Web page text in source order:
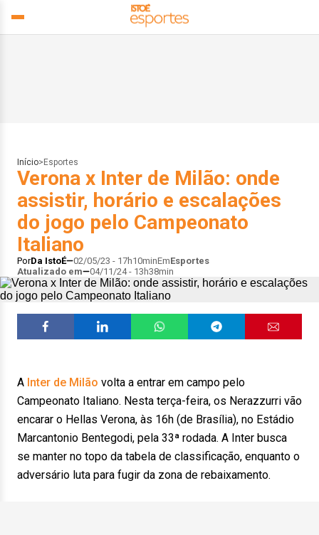
Início> Esportes
Verona x Inter de Milão: onde
assistir, horário e escalações
do jogo pelo Campeonato
Italiano
PorDa IstoÉ 02/05/23 - 17h10minEmEsportes
Atualizado em
04/11/24 - 13h38min
A Inter de Milão volta a entrar em campo pelo
Campeonato Italiano. Nesta terça-feira, os Nerazzurri vão
encarar o Hellas Verona, às 16h (de Brasília), no Estádio
Marcantonio Bentegodi, pela 33ª rodada. A Inter busca
se manter no topo da tabela de classificação, enquanto o
adversário luta para fugir da zona de rebaixamento.